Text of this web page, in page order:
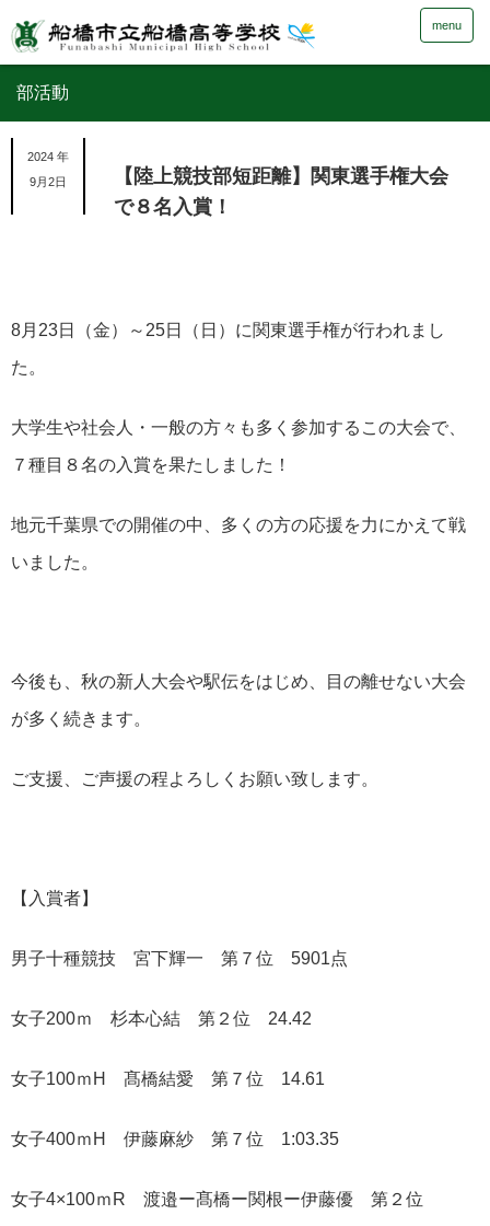
menu
部活動
2024 年
9月2日
【陸上競技部短距離】関東選手権大会
で８名入賞！
8月23日（金）～25日（日）に関東選手権が行われまし
た。
大学生や社会人・一般の方々も多く参加するこの大会で、
７種目８名の入賞を果たしました！
地元千葉県での開催の中、多くの方の応援を力にかえて戦
いました。
今後も、秋の新人大会や駅伝をはじめ、目の離せない大会
が多く続きます。
ご支援、ご声援の程よろしくお願い致します。
【入賞者】
男子十種競技 宮下輝一 第７位 5901点
女子200ｍ 杉本心結 第２位 24.42
女子100ｍH 髙橋結愛 第７位 14.61
女子400ｍH 伊藤麻紗 第７位 1:03.35
女子4×100ｍR 渡邉ー髙橋ー関根ー伊藤優 第２位